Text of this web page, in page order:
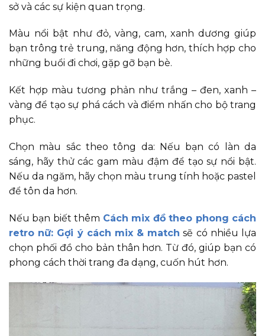
sở và các sự kiện quan trọng.
Màu nổi bật như đỏ, vàng, cam, xanh dương giúp
bạn trông trẻ trung, năng động hơn, thích hợp cho
những buổi đi chơi, gặp gỡ bạn bè.
Kết hợp màu tương phản như trắng – đen, xanh –
vàng để tạo sự phá cách và điểm nhấn cho bộ trang
phục.
Chọn màu sắc theo tông da: Nếu bạn có làn da
sáng, hãy thử các gam màu đậm để tạo sự nổi bật.
Nếu da ngăm, hãy chọn màu trung tính hoặc pastel
để tôn da hơn.
Nếu bạn biết thêm Cách mix đồ theo phong cách
retro nữ: Gợi ý cách mix & match sẽ có nhiều lựa
chọn phối đồ cho bản thân hơn. Từ đó, giúp bạn có
phong cách thời trang đa dạng, cuốn hút hơn.